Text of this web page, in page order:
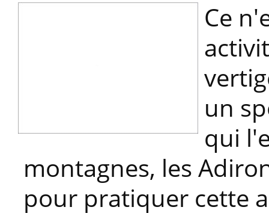
Ce
un
qui
montagnes, les
pour pratiquer cette